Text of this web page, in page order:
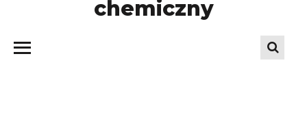
chemiczny